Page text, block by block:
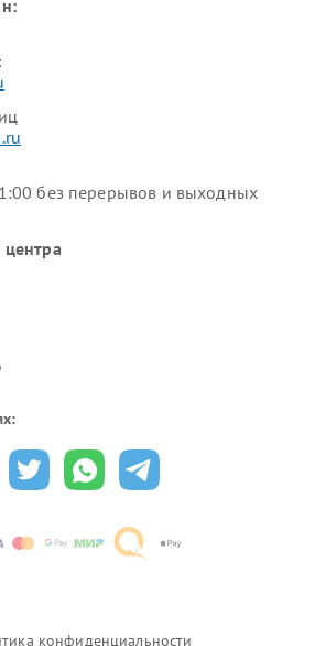
без перерывов и выходных
центра
конфиденциальности